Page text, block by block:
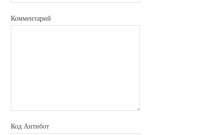
Комментарий
Код Антибот